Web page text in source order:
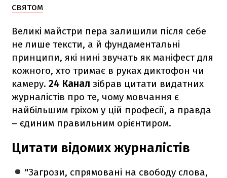
святом
Великі майстри пера залишили після себе
не лише тексти, а й фундаментальні
принципи, які нині звучать як маніфест для
кожного, хто тримає в руках диктофон чи
камеру. 24 Канал зібрав цитати видатних
журналістів про те, чому мовчання є
найбільшим гріхом у цій професії, а правда
– єдиним правильним орієнтиром.
Цитати відомих журналістів
"Загрози, спрямовані на свободу слова,